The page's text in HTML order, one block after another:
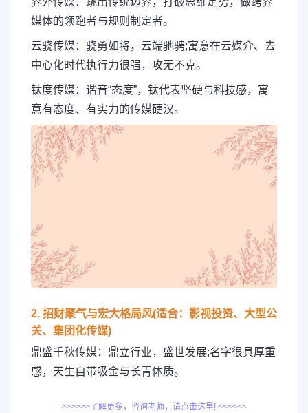
媒体的领跑者与规则制定者。
云骁传媒：骁勇如将，云端驰骋;寓意在云媒介、去
中心化时代执行力很强，攻无不克。
钛度传媒：谐音“态度”，钛代表坚硬与科技感，寓
意有态度、有实力的传媒硬汉。
2. 招财聚气与宏大格局风(适合：影视投资、大型公
关、集团化传媒)
鼎盛千秋传媒：鼎立行业，盛世发展;名字很具厚重
感，天生自带吸金与长青体质。
>>>>>>了解更多，咨询老师，请点击这里! <<<<<<